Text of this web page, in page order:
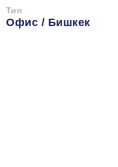
Тип
Офис / Бишкек